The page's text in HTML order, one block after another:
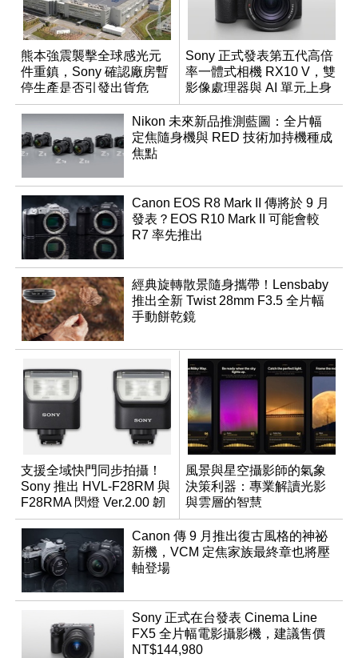
熊本強震襲擊全球感光元
件重鎮，Sony 確認廠房暫
停生產是否引發出貨危
機？
Sony 正式發表第五代高倍
率一體式相機 RX10 V，雙
影像處理器與 AI 單元上身
Nikon 未來新品推測藍圖：全片幅
定焦隨身機與 RED 技術加持機種成
焦點
Canon EOS R8 Mark II 傳將於 9 月
發表？EOS R10 Mark II 可能會較
R7 率先推出
經典旋轉散景隨身攜帶！Lensbaby
推出全新 Twist 28mm F3.5 全片幅
手動餅乾鏡
支援全域快門同步拍攝！
Sony 推出 HVL-F28RM 與
F28RMA 閃燈 Ver.2.00 韌
體
風景與星空攝影師的氣象
決策利器：專業解讀光影
與雲層的智慧
App「Atmos」登場
Canon 傳 9 月推出復古風格的神祕
新機，VCM 定焦家族最終章也將壓
軸登場
Sony 正式在台發表 Cinema Line
FX5 全片幅電影攝影機，建議售價
NT$144,980